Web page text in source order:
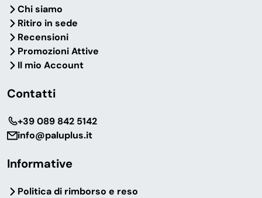
Chi siamo
Ritiro in sede
Recensioni
Promozioni Attive
Il mio Account
Contatti
‎+39 089 842 5142
info@paluplus.it
Informative
Politica di rimborso e reso